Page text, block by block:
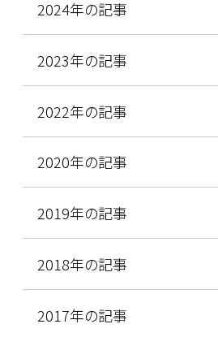
2024年の記事
2023年の記事
2022年の記事
2020年の記事
2019年の記事
2018年の記事
2017年の記事